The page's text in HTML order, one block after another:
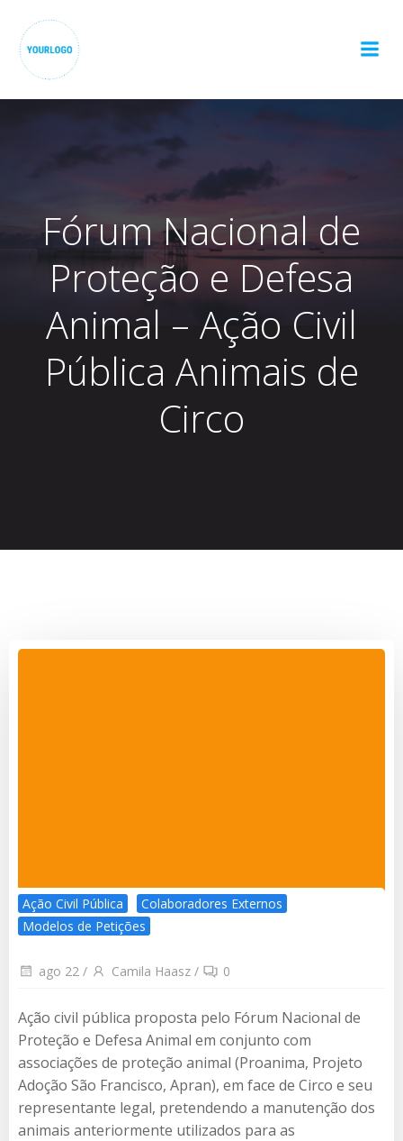
Fórum Nacional de
Proteção e Defesa
Animal – Ação Civil
Pública Animais de
Circo
Ação Civil Pública
Colaboradores Externos
Modelos de Petições
ago 22 / Camila Haasz / 0
Ação civil pública proposta pelo Fórum Nacional de
Proteção e Defesa Animal em conjunto com
associações de proteção animal (Proanima, Projeto
Adoção São Francisco, Apran), em face de Circo e seu
representante legal, pretendendo a manutenção dos
animais anteriormente utilizados para as